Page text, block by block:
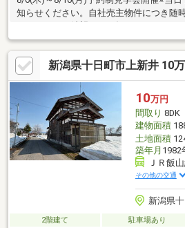
知らせください。自社売主物件につき随
外構工事外壁塗装、庭木伐採●内装工事
ユニットバス交換、温水洗浄便座トイレ
フローリング上張り、クロス張替え、ク
建具交換、給湯器交換、インターホン設
新潟県十日町市上新井 10
10万円
間取り 8DK
建物面積
土地面積
築年月 1982
ＪＲ飯
その他の交通
新潟県
2階建て 駐車場あり